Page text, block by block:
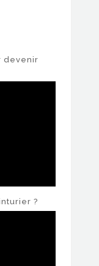
devenir
?